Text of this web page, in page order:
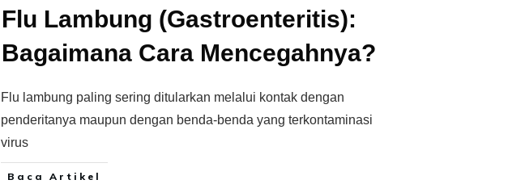
Flu Lambung (Gastroenteritis):
Bagaimana Cara Mencegahnya?
Flu lambung paling sering ditularkan melalui kontak dengan
penderitanya maupun dengan benda-benda yang terkontaminasi
virus
Baca Artikel